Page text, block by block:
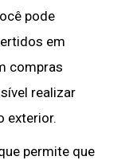
pode
em
compras
realizar
exterior.
permite que